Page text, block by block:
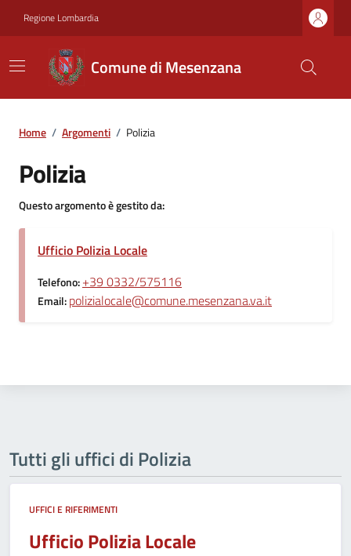
Regione Lombardia
Comune di Mesenzana
Home / Argomenti / Polizia
Polizia
Questo argomento è gestito da:
Ufficio Polizia Locale
Telefono:+39 0332/575116
Email:polizialocale@comune.mesenzana.va.it
Tutti gli uffici di Polizia
UFFICI E RIFERIMENTI
Ufficio Polizia Locale